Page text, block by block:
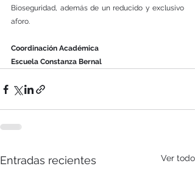
Bioseguridad, además de un reducido y exclusivo
aforo.
Coordinación Académica
Escuela Constanza Bernal
Entradas recientes Ver todo